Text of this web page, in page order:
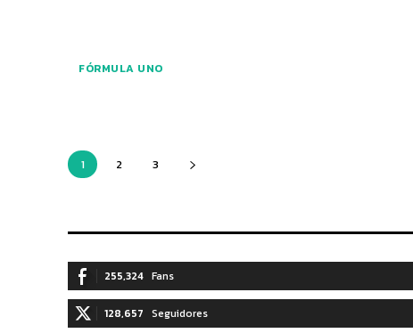
FÓRMULA UNO
1 2 3
255,324 Fans
128,657 Seguidores